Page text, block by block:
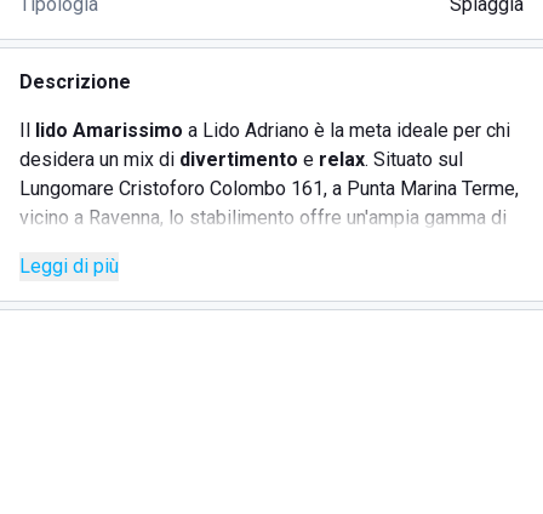
Descrizione
Il lido Amarissimo a Lido Adriano è la meta ideale per chi
desidera un mix di divertimento e relax. Situato sul
Lungomare Cristoforo Colombo 161, a Punta Marina Terme,
vicino a Ravenna, lo stabilimento offre un'ampia gamma di
caratterizzata da dune di sabbia e cespugli di macchia
mediterranea, si presta perfettamente a chi cerca
Leggi di più